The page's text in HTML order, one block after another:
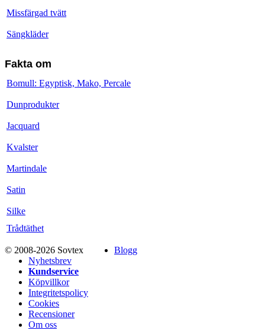
Missfärgad tvätt
Sängkläder
Fakta om
Bomull: Egyptisk, Mako, Percale
Dunprodukter
Jacquard
Kvalster
Martindale
Satin
Silke
Trådtäthet
© 2008-2026 Sovtex
Blogg
Nyhetsbrev
Kundservice
Köpvillkor
Integritetspolicy
Cookies
Recensioner
Om oss